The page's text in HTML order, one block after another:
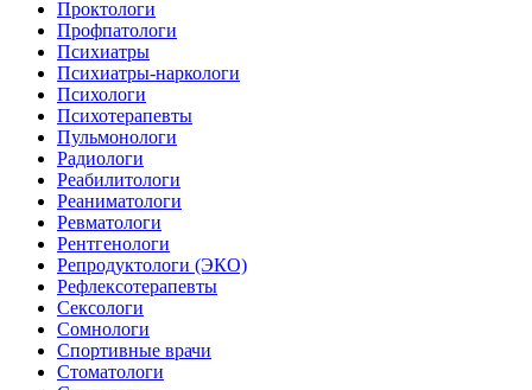
Проктологи
Профпатологи
Психиатры
Психиатры-наркологи
Психологи
Психотерапевты
Пульмонологи
Радиологи
Реабилитологи
Реаниматологи
Ревматологи
Рентгенологи
Репродуктологи (ЭКО)
Рефлексотерапевты
Сексологи
Сомнологи
Спортивные врачи
Стоматологи